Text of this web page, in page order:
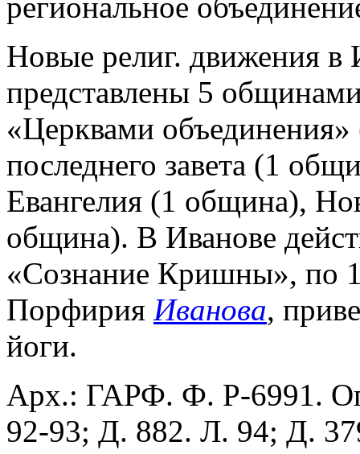
региональное
Новые религ. движения в
представлены 5
«Церквами
последнего завета (1
Евангелия (1 община),
община). В Иванове
«Сознание Кришны», по
Порфирия Иванова,
йоги.
Арх.: ГАРФ. Ф. Р-6991.
92-93; Д. 882. Л. 94; Д.